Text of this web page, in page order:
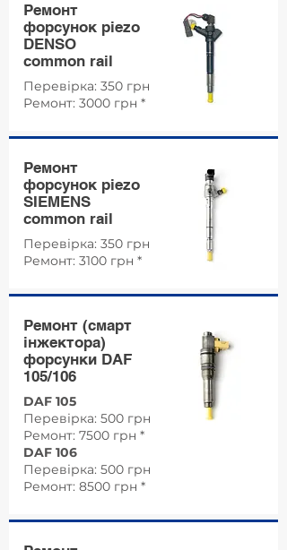
Ремонт
форсунок piezo
DENSO
common rail
Перевірка: 350 грн
Ремонт: 3000 грн *
Ремонт
форсунок piezo
SIEMENS
common rail
Перевірка: 350 грн
Ремонт: 3100 грн *
Ремонт (смарт
інжектора)
форсунки DAF
105/106
DAF 105
Перевірка: 500 грн
Ремонт: 7500 грн *
DAF 106
Перевірка: 500 грн
Ремонт: 8500 грн *